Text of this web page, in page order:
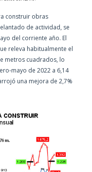
construir obras
de actividad, se
del corriente año. El
releva habitualmente el
metros cuadrados, lo
mayo de 2022 a 6,14
una mejora de 2,7%